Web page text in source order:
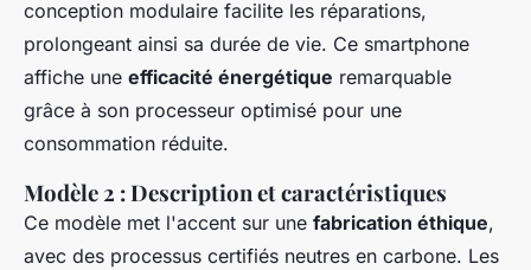
conception modulaire facilite les réparations,
prolongeant ainsi sa durée de vie. Ce smartphone
affiche une efficacité énergétique remarquable
grâce à son processeur optimisé pour une
consommation réduite.
Modèle 2 : Description et caractéristiques
Ce modèle met l'accent sur une fabrication éthique,
avec des processus certifiés neutres en carbone. Les